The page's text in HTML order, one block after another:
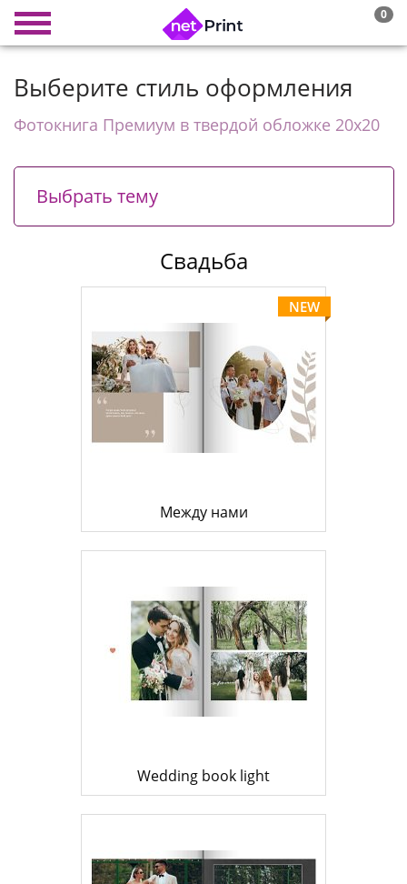
0
Выберите стиль оформления
Фотокнига Премиум в твердой обложке 20х20
Выбрать тему
Свадьба
Между нами
NEW
Wedding book light